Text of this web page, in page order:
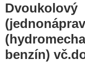
Dvoukolový
benzín)